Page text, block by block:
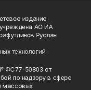
издание
учреждена АО ИА
Руслан
технологий
ФС77-50803 от
по надзору в сфере
массовых